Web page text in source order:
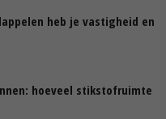
heb je vastigheid en
hoeveel stikstofruimte